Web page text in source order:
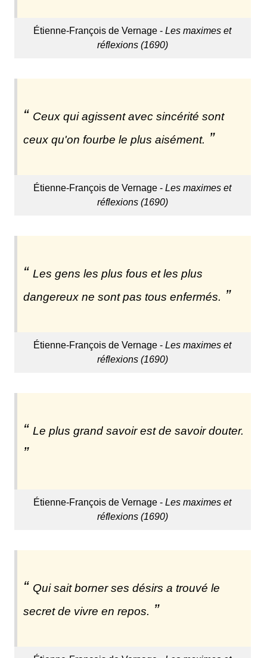
Étienne-François de Vernage -Les maximes et
réflexions (1690)
Ceux qui agissent avec sincérité sont
ceux qu'on fourbe le plus aisément.
Étienne-François de Vernage -Les maximes et
réflexions (1690)
Les gens les plus fous et les plus
dangereux ne sont pas tous enfermés.
Étienne-François de Vernage -Les maximes et
réflexions (1690)
Le plus grand savoir est de savoir douter.
Étienne-François de Vernage -Les maximes et
réflexions (1690)
Qui sait borner ses désirs a trouvé le
secret de vivre en repos.